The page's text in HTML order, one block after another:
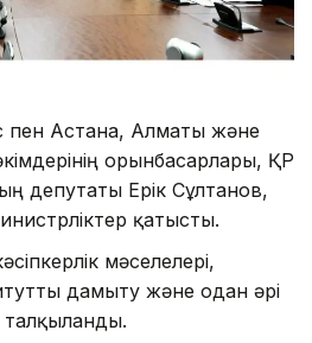
пен Астана, Алматы және
орынбасарлары, ҚР
депутаты Ерік Сұлтанов,
қатысты.
мәселелері,
дамыту және одан әрі
талқыланды.